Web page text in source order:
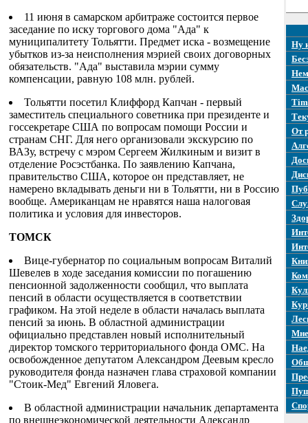
11 июня в самарском арбитраже состоится первое
заседание по иску торгового дома "Ада" к
муниципалитету Тольятти. Предмет иска - возмещение
убытков из-за неисполнения мэрией своих договорных
обязательств. "Ада" выставила мэрии сумму
компенсации, равную 108 млн. рублей.
Тольятти посетил Клиффорд Капчан - первый
заместитель специального советника при президенте и
госсекретаре США по вопросам помощи России и
странам СНГ. Для него организовали экскурсию по
ВАЗу, встречу с мэром Сергеем Жилкиным и визит в
отделение Росэстбанка. По заявлению Капчана,
правительство США, которое он представляет, не
намерено вкладывать деньги ни в Тольятти, ни в Россию
вообще. Американцам не нравятся наша налоговая
политика и условия для инвесторов.
ТОМСК
Вице-губернатор по социальным вопросам Виталий
Шевелев в ходе заседания комиссии по погашению
пенсионной задолженности сообщил, что выплата
пенсий в области осуществляется в соответствии
графиком. На этой неделе в области началась выплата
пенсий за июнь. В областной администрации
официально представлен новый исполнительный
директор томского территориального фонда ОМС. На
освобожденное депутатом Александром Деевым кресло
руководителя фонда назначен глава страховой компании
"Стоик-Мед" Евгений Яловега.
В областной администрации начальник департамента
по внешнеэкономической деятельности Александр
Ну
От